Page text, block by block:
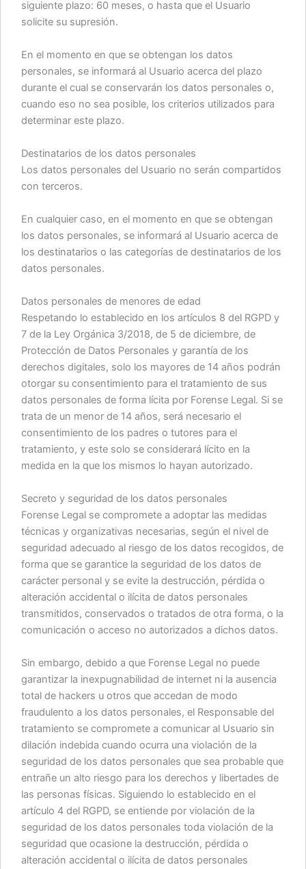
siguiente plazo: 60 meses, o hasta que el Usuario
solicite su supresión.
En el momento en que se obtengan los datos
personales, se informará al Usuario acerca del plazo
durante el cual se conservarán los datos personales o,
cuando eso no sea posible, los criterios utilizados para
determinar este plazo.
Destinatarios de los datos personales
Los datos personales del Usuario no serán compartidos
con terceros.
En cualquier caso, en el momento en que se obtengan
los datos personales, se informará al Usuario acerca de
los destinatarios o las categorías de destinatarios de los
datos personales.
Datos personales de menores de edad
Respetando lo establecido en los artículos 8 del RGPD y
7 de la Ley Orgánica 3/2018, de 5 de diciembre, de
Protección de Datos Personales y garantía de los
derechos digitales, solo los mayores de 14 años podrán
otorgar su consentimiento para el tratamiento de sus
datos personales de forma lícita por Forense Legal. Si se
trata de un menor de 14 años, será necesario el
consentimiento de los padres o tutores para el
tratamiento, y este solo se considerará lícito en la
medida en la que los mismos lo hayan autorizado.
Secreto y seguridad de los datos personales
Forense Legal se compromete a adoptar las medidas
técnicas y organizativas necesarias, según el nivel de
seguridad adecuado al riesgo de los datos recogidos, de
forma que se garantice la seguridad de los datos de
carácter personal y se evite la destrucción, pérdida o
alteración accidental o ilícita de datos personales
transmitidos, conservados o tratados de otra forma, o la
comunicación o acceso no autorizados a dichos datos.
Sin embargo, debido a que Forense Legal no puede
garantizar la inexpugnabilidad de internet ni la ausencia
total de hackers u otros que accedan de modo
fraudulento a los datos personales, el Responsable del
tratamiento se compromete a comunicar al Usuario sin
dilación indebida cuando ocurra una violación de la
seguridad de los datos personales que sea probable que
entrañe un alto riesgo para los derechos y libertades de
las personas físicas. Siguiendo lo establecido en el
artículo 4 del RGPD, se entiende por violación de la
seguridad de los datos personales toda violación de la
seguridad que ocasione la destrucción, pérdida o
alteración accidental o ilícita de datos personales